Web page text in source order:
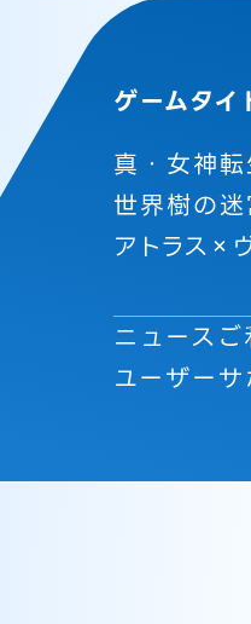
ゲームタイ
真・女神
世界樹の
アトラス×
ニュース
ユーザーサ